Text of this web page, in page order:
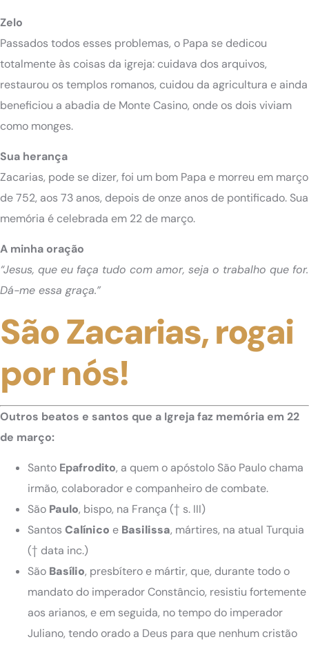
Zelo
Passados todos esses problemas, o Papa se dedicou
totalmente às coisas da igreja: cuidava dos arquivos,
restaurou os templos romanos, cuidou da agricultura e ainda
beneficiou a abadia de Monte Casino, onde os dois viviam
como monges.
Sua herança
Zacarias, pode se dizer, foi um bom Papa e morreu em março
de 752, aos 73 anos, depois de onze anos de pontificado. Sua
memória é celebrada em 22 de março.
A minha oração
“Jesus, que eu faça tudo com amor, seja o trabalho que for.
Dá-me essa graça.”
São Zacarias, rogai
por nós!
Outros beatos e santos que a Igreja faz memória em 22
de março:
Santo Epafrodito, a quem o apóstolo São Paulo chama
irmão, colaborador e companheiro de combate.
São Paulo, bispo, na França († s. III)
Santos Calínico e Basilissa, mártires, na atual Turquia
(† data inc.)
São Basílio, presbítero e mártir, que, durante todo o
mandato do imperador Constâncio, resistiu fortemente
aos arianos, e em seguida, no tempo do imperador
Juliano, tendo orado a Deus para que nenhum cristão